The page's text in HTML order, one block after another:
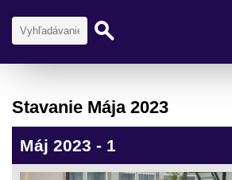
Stavanie Mája 2023
Máj 2023 - 1